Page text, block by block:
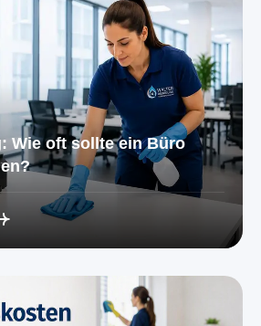
Wie oft sollte ein Büro